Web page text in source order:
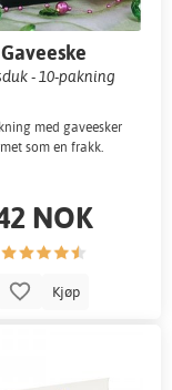
Gaveeske
- 10-pakning
med gaveesker
som en frakk.
NOK
Kjøp